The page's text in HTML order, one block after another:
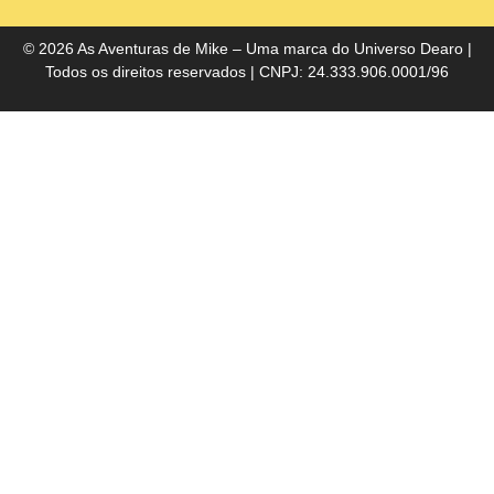
© 2026 As Aventuras de Mike – Uma marca do Universo Dearo|
Todos os direitos reservados | CNPJ: 24.333.906.0001/96